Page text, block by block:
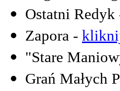
Ostatni Redyk
Zapora -
"Stare
Grań Małych